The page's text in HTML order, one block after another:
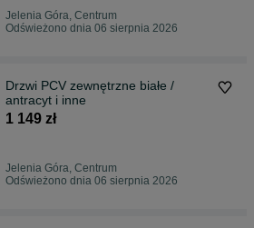
Jelenia Góra, Centrum
Odświeżono dnia 06 sierpnia 2026
Drzwi PCV zewnętrzne białe /
antracyt i inne
1 149 zł
Jelenia Góra, Centrum
Odświeżono dnia 06 sierpnia 2026